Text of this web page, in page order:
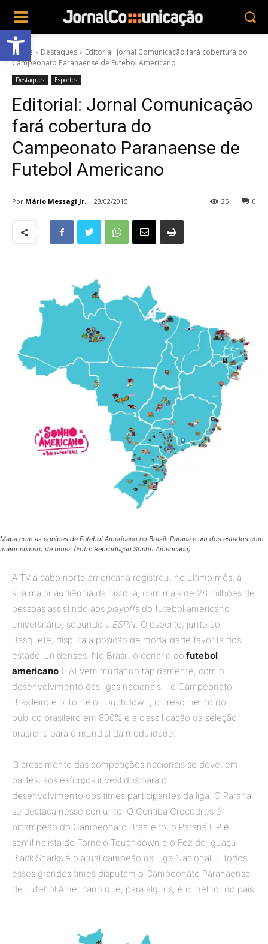
Abrir a barra de ferramentas
Home Destaques
Editorial: Jornal Comunicação fará cobertura do
Campeonato Paranaense de Futebol Americano
Destaques Esportes
Editorial: Jornal Comunicação
fará cobertura do
Campeonato Paranaense de
Futebol Americano
Por Mário Messagi Jr. 23/02/2015 0
25
Mapa com as equipes de Futebol Americano no Brasil. Paraná e um dos estados com
maior número de times (Foto: Reprodução Sonho Americano)
A TV a cabo norte americana registrou, no último mês, a
sua maior audiência da história, com mais de 28 milhões de
pessoas assistindo aos playoffs do futebol americano
universitário, segundo a ESPN. O esporte, junto ao
Basquete, disputa a posição de modalidade favorita dos
estado-unidenses. No Brasil, o cenário do futebol
americano (FA) vem mudando rapidamente, com o
desenvolvimento das ligas nacionais – o Campeonato
Brasileiro e o Torneio Touchdown, o crescimento do
público brasileiro em 800% e a classificação da seleção
brasileira para o mundial da modalidade.
O crescimento das competições nacionais se deve, em
partes, aos esforços investidos para o
desenvolvimento dos times participantes da liga. O Paraná
se destaca nesse conjunto: O Coritiba Crocodiles é
bicampeão do Campeonato Brasileiro, o Paraná HP é
semifinalista do Torneio Touchdown e o Foz do Iguaçu
Black Sharks é o atual campeão da Liga Nacional. E todos
esses grandes times disputam o Campeonato Paranaense
de Futebol Americano que, para alguns, é o melhor do país.